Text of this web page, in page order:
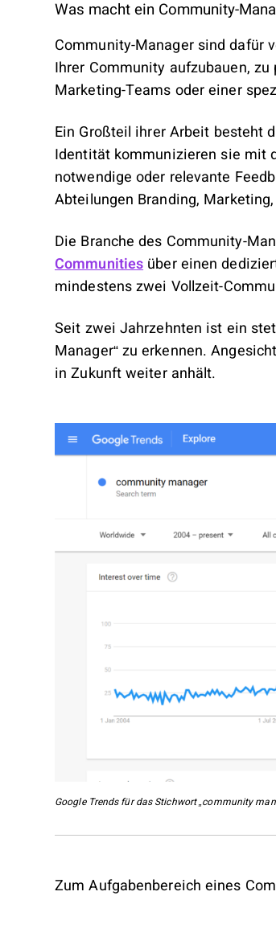
Was macht ein Community-
Community-Manager sind dafür
Ihrer Community aufzubauen,
Marketing-Teams oder einer
Ein Großteil ihrer Arbeit besteht
Identität kommunizieren sie mit
notwendige oder relevante
Abteilungen Branding,
Die Branche des Community-
Communities über einen
mindestens zwei Vollzeit-
Seit zwei Jahrzehnten ist ein
Manager“ zu erkennen.
in Zukunft weiter anhält.
Google Trends für das Stichwort „community
Zum Aufgabenbereich eines